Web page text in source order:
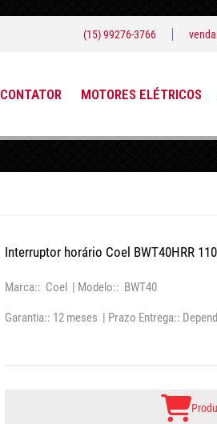
(15) 99276-3766
CONTATOR MOTORES ELÉTRICOS
Interruptor horário Coel BWT40HRR
Marca:: Coel | Modelo:: BWT40
Garantia:: 12 meses | Prazo Entrega::